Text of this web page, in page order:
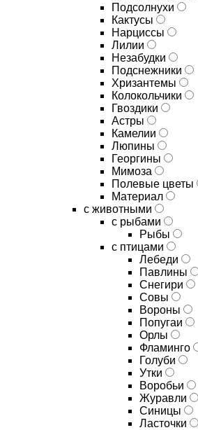
Подсолнухи
Кактусы
Нарциссы
Лилии
Незабудки
Подснежники
Хризантемы
Колокольчики
Гвоздики
Астры
Камелии
Люпины
Георгины
Мимоза
Полевые цветы
Материал
с животными
с рыбами
Рыбы
с птицами
Лебеди
Павлины
Снегири
Совы
Вороны
Попугаи
Орлы
Фламинго
Голуби
Утки
Воробьи
Журавли
Синицы
Ласточки